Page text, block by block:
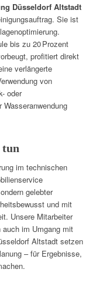
Düsseldorf Altstadt
Sie ist
bis zu 20 Prozent
profitiert direkt
verlängerte
von
oder
tun
im technischen
gelebter
und mit
Unsere Mitarbeiter
im Umgang mit
Altstadt setzen
– für Ergebnisse,